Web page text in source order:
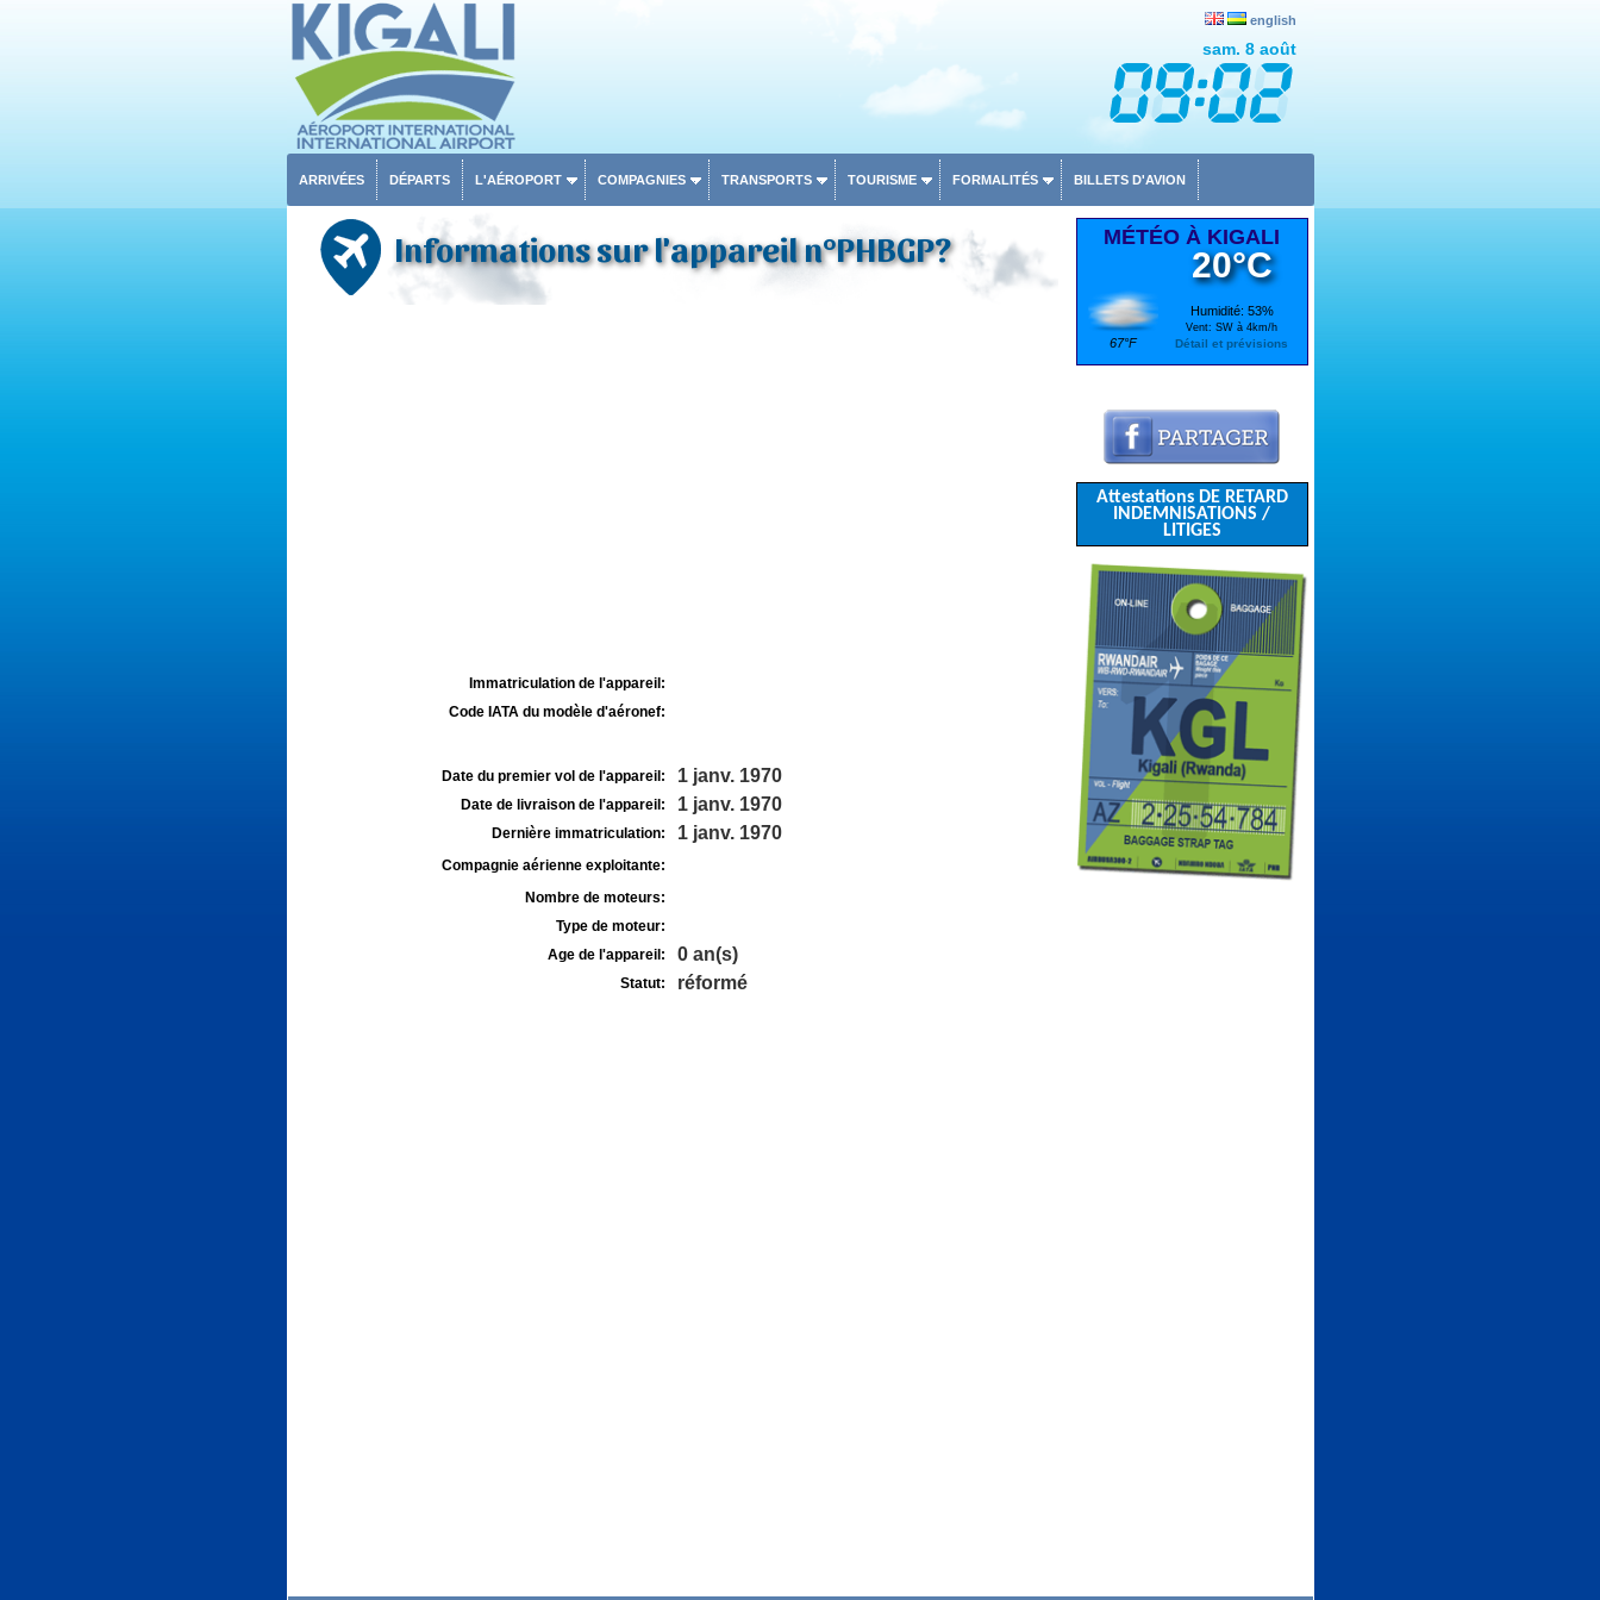
english
sam. 8 août
ARRIVÉES DÉPARTS L'AÉROPORT COMPAGNIES TRANSPORTS TOURISME FORMALITÉS BILLETS D'AVION
Informations sur l'appareil n°PHBGP?
Immatriculation de l'appareil:
Code IATA du modèle d'aéronef:
Date du premier vol de l'appareil: 1 janv. 1970
Date de livraison de l'appareil: 1 janv. 1970
Dernière immatriculation: 1 janv. 1970
Compagnie aérienne exploitante:
Nombre de moteurs:
Type de moteur:
Age de l'appareil:
0 an(s)
Statut: réformé
MÉTÉO À KIGALI
67°F
20°C
Humidité: 53%
Vent: SW à 4km/h
Détail et prévisions
Attestations DE RETARD
INDEMNISATIONS /
LITIGES